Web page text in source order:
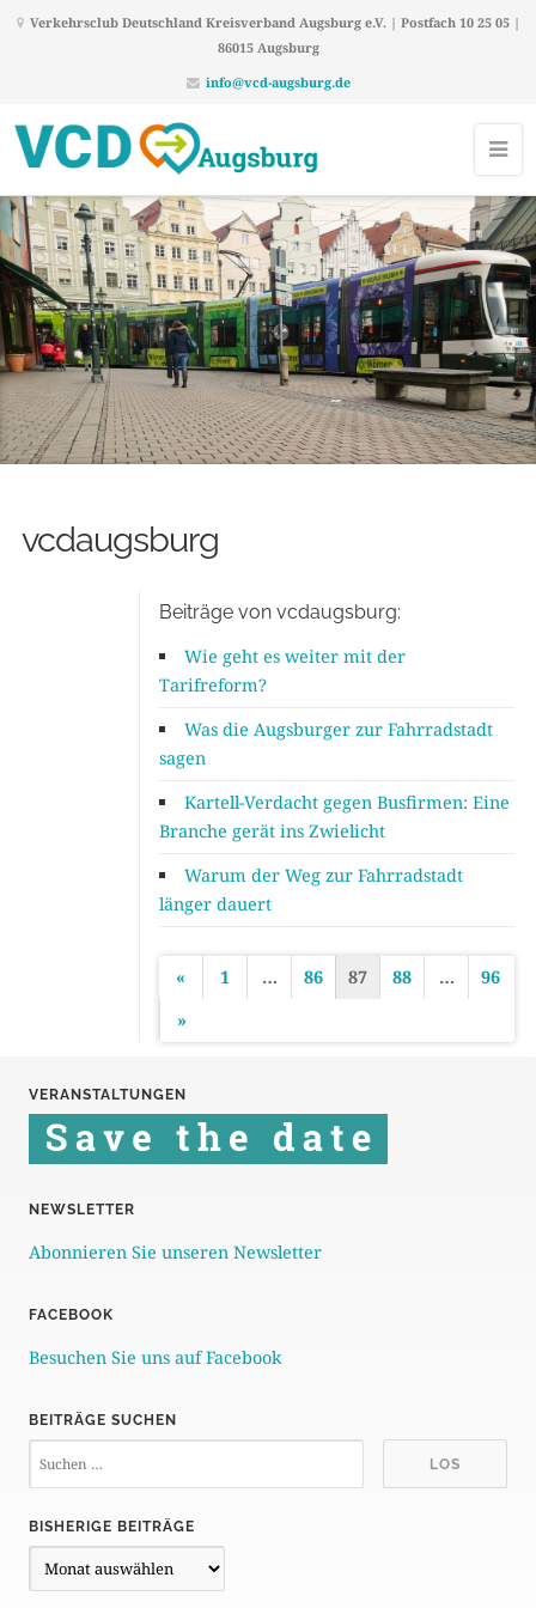
Verkehrsclub Deutschland Kreisverband Augsburg e.V. | Postfach 10 25 05 |
86015 Augsburg
info@vcd-augsburg.de
vcdaugsburg
Beiträge von vcdaugsburg:
Wie geht es weiter mit der
Tarifreform?
Was die Augsburger zur Fahrradstadt
sagen
Kartell-Verdacht gegen Busfirmen: Eine
Branche gerät ins Zwielicht
Warum der Weg zur Fahrradstadt
länger dauert
S
t
m
e
r
i
e
r
« 1 … 86 87 88 …
96
»
VERANSTALTUNGEN
NEWSLETTER
Abonnieren Sie unseren Newsletter
FACEBOOK
Besuchen Sie uns auf Facebook
BEITRÄGE SUCHEN
BISHERIGE BEITRÄGE
i